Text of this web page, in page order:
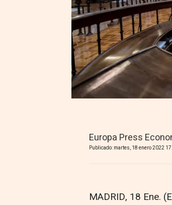
Europa Press
Publicado: martes, 18 enero 2022
MADRID, 18 Ene.